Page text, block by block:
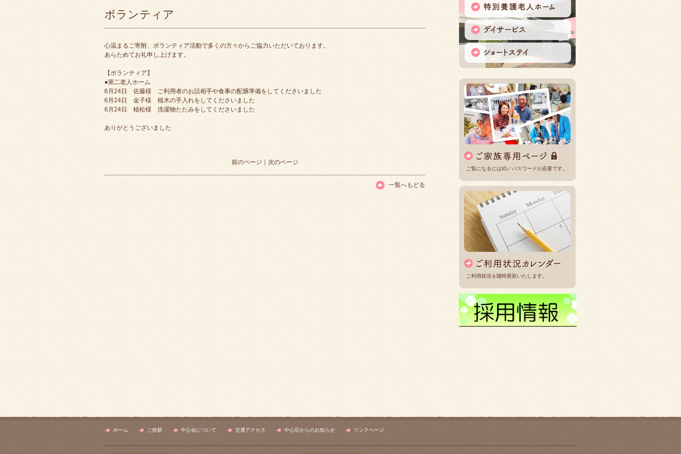
ボランティア
心温まるご寄附、ボランティア活動で多くの方々からご協力いただいております。
あらためてお礼申し上げます。
【ボランティア】
●第二老人ホーム
6月24日 佐藤様 ご利用者のお話相手や食事の配膳準備をしてくださいました
6月24日 金子様 植木の手入れをしてくださいました
6月24日 植松様 洗濯物たたみをしてくださいました
ありがとうございました
前のページ 次のページ
一覧へもどる
ご覧になるにはID／パスワードが必要です。
ご利用状況を随時更新いたします。
ホーム ご挨拶 中心会について 交通アクセス 中心荘からのお知らせ リンクページ